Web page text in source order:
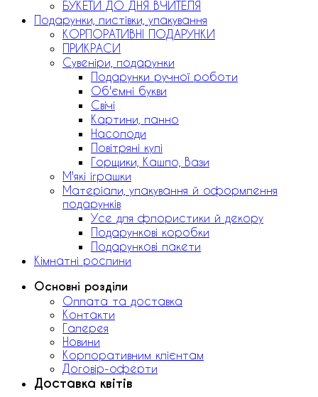
БУКЕТИ ДО ДНЯ ВЧИТЕЛЯ
Подарунки, листівки, упакування
КОРПОРАТИВНІ ПОДАРУНКИ
ПРИКРАСИ
Сувеніри, подарунки
Подарунки ручної роботи
Об'ємні букви
Свічі
Картини, панно
Насолоди
Повітряні кулі
Горщики, Кашпо, Вази
М'які іграшки
Матеріали, упакування й оформлення
подарунків
Усе для флористики й декору
Подарункові коробки
Подарункові пакети
Кімнатні рослини
Основні розділи
Оплата та доставка
Контакти
Галерея
Новини
Корпоративним клієнтам
Договір-оферти
Доставка квітів